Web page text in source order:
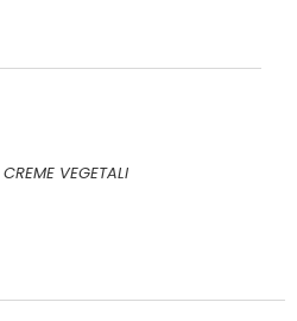
CREME VEGETALI